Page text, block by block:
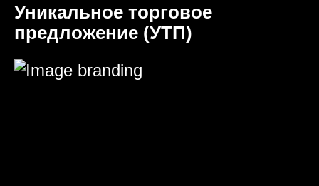
Уникальное торговое
предложение (УТП)